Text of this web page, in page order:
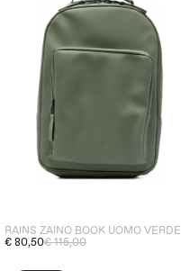
RAINS ZAINO BOOK UOMO VERDE
€ 80,50€ 115,00